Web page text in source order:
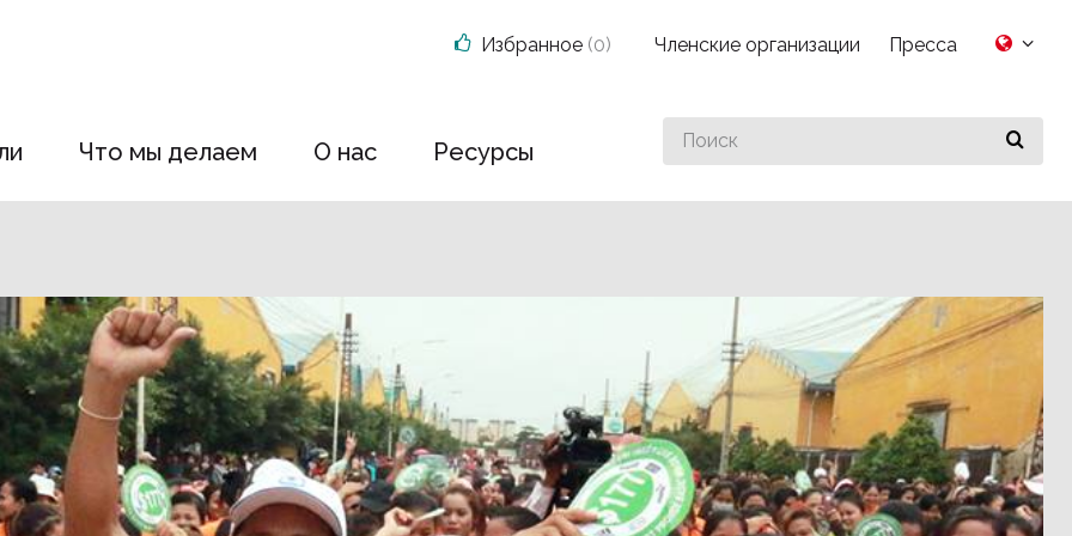
Что мы делаем О нас Ресурсы
Search
for
Избранное (0) Членские организации Пресса